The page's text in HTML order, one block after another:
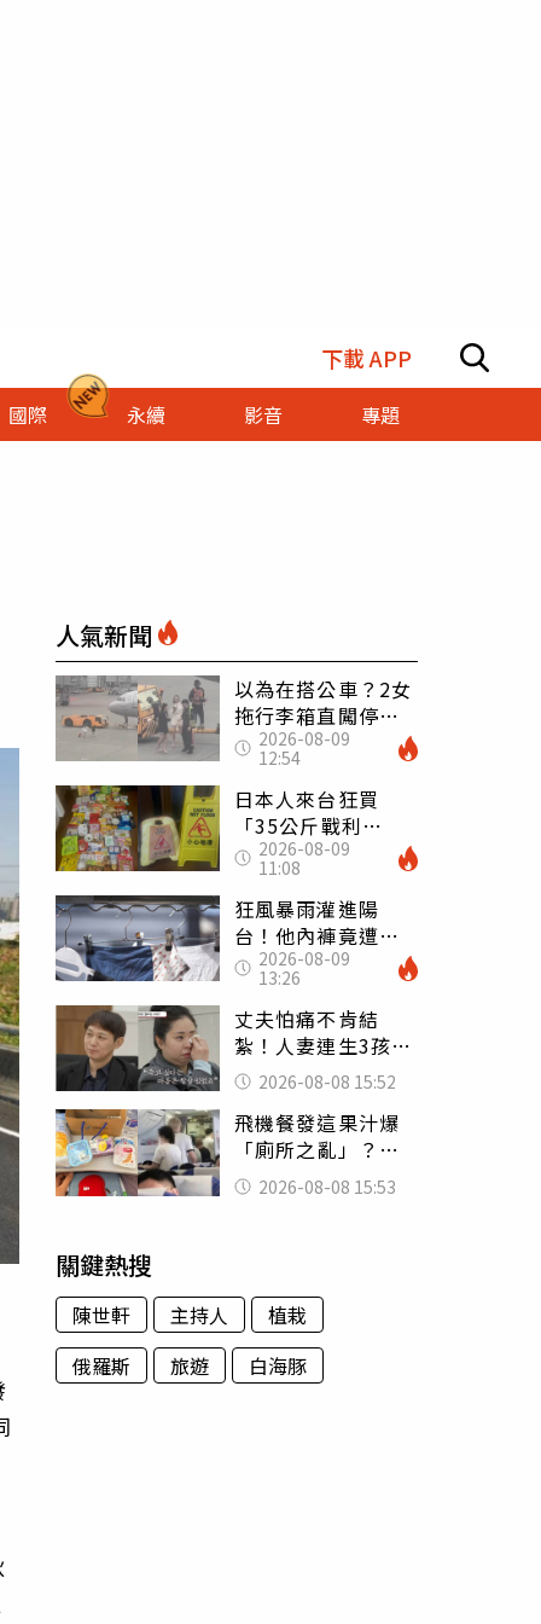
下載 APP
國際 永續 影音 專題
人氣新聞
以為在搭公車？2女
拖行李箱直闖停機
坪「揮手攔機」
荒謬影片曝網傻眼
2026-08-09
12:54
日本人來台狂買
「35公斤戰利
品」 連拜拜用紅
盤、「小心地滑」
告示牌也帶回家
2026-08-09
11:08
狂風暴雨灌進陽
台！他內褲竟遭颱
風吹走 陳世軒神
回1句笑翻上萬網友
2026-08-09
13:26
丈夫怕痛不肯結
紮！人妻連生3孩
控遭家暴淚喊：真
的好累
2026-08-08 15:52
飛機餐發這果汁爆
「廁所之亂」？乘
客崩潰：差點丟大
臉 醫揭3類人別亂
2026-08-08 15:53
關鍵熱搜
陳世軒 主持人
植栽
俄羅斯
旅遊 白海豚